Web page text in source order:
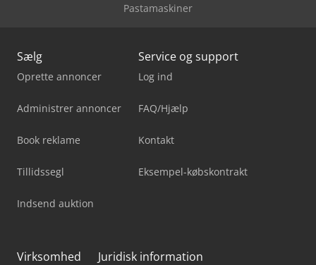
Pastamaskiner
Sælg
Oprette annoncer
Administrer annoncer
Book reklame
Tillidssegl
Indsend auktion
Service og support
Log ind
FAQ/Hjælp
Kontakt
Eksempel-købskontrakt
Virksomhed Juridisk information